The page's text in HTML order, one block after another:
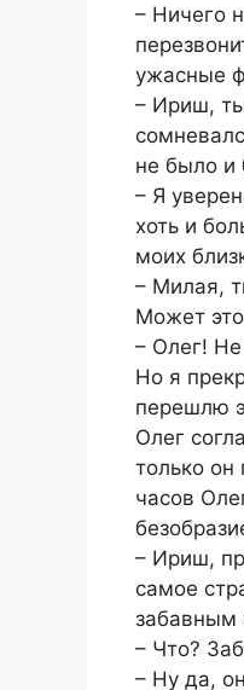
– Ничего
ужасные
– Ириш,
не было и
– Я
хоть и
моих
– Милая,
Может
– Олег! Не
Но я
перешлю
Олег
только он
часов
– Ириш,
самое
забавным
– Что?
– Ну да,